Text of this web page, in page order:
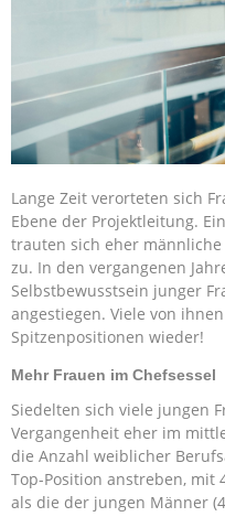
Lange Zeit verorteten sich
Ebene der Projektleitung.
trauten sich eher
zu. In den vergangenen
Selbstbewusstsein junger
angestiegen. Viele von
Spitzenpositionen wieder!
Mehr Frauen im Chefsessel
Siedelten sich viele jungen
Vergangenheit eher im
die Anzahl weiblicher
Top-Position anstreben, mit
als die der jungen Männer